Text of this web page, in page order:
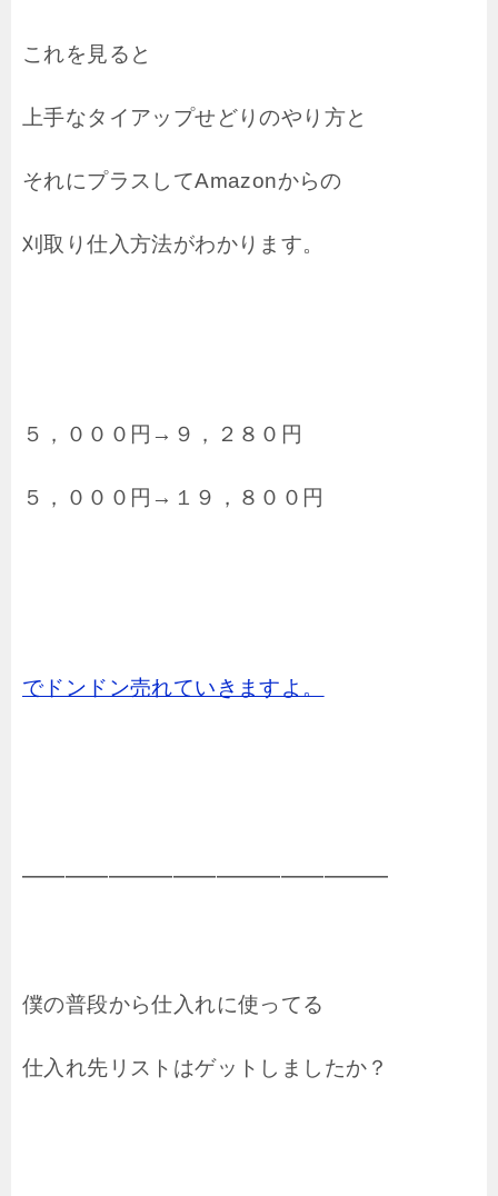
これを見ると
上手なタイアップせどりのやり方と
それにプラスしてAmazonからの
刈取り仕入方法がわかります。
５，０００円→９，２８０円
５，０００円→１９，８００円
でドンドン売れていきますよ。
━━━━━━━━━━━━━━━━━
僕の普段から仕入れに使ってる
仕入れ先リストはゲットしましたか？